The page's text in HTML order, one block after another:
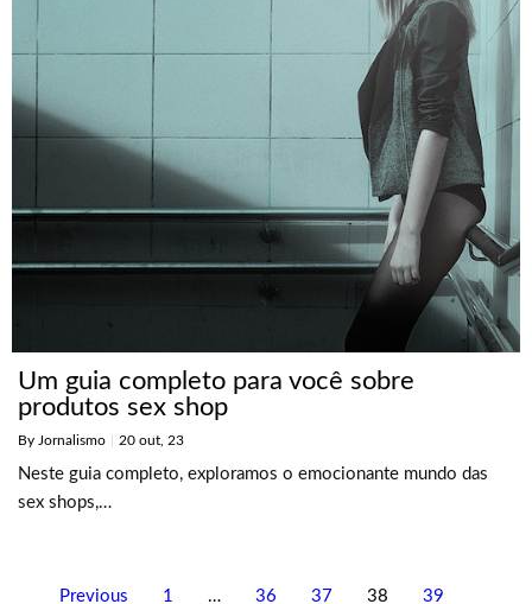
Um guia completo para você sobre
produtos sex shop
By Jornalismo 20 out, 23
Neste guia completo, exploramos o emocionante mundo das
sex shops,…
Previous 1 … 36 37 38 39